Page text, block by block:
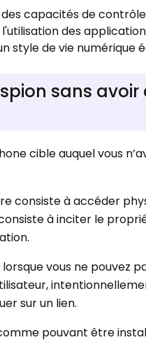
capacités de
des
de vie numérique
sans avoir
cible auquel vous
consiste à accéder
à inciter le
vous ne pouvez
sur un lien.
pouvant être